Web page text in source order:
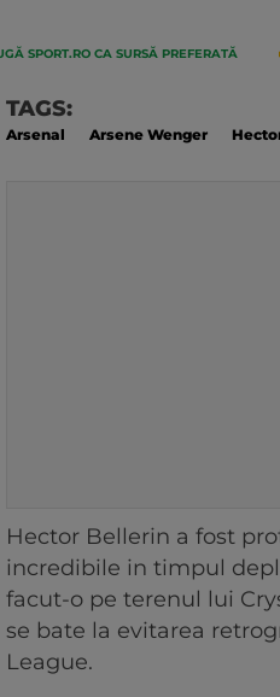
SPORT.RO CA SURSĂ PREFERATĂ
TAGS:
Arsenal Arsene Wenger
Hector Bellerin a fost
incredibile in timpul
facut-o pe terenul lui
se bate la evitarea
League.